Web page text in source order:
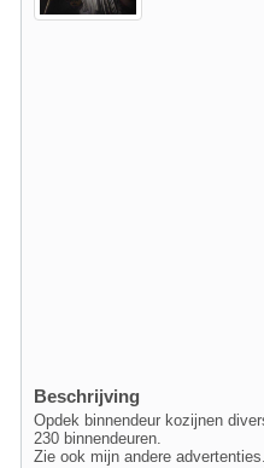
Beschrijving
Opdek binnendeur kozijnen
230 binnendeuren.
Zie ook mijn andere advertenties.